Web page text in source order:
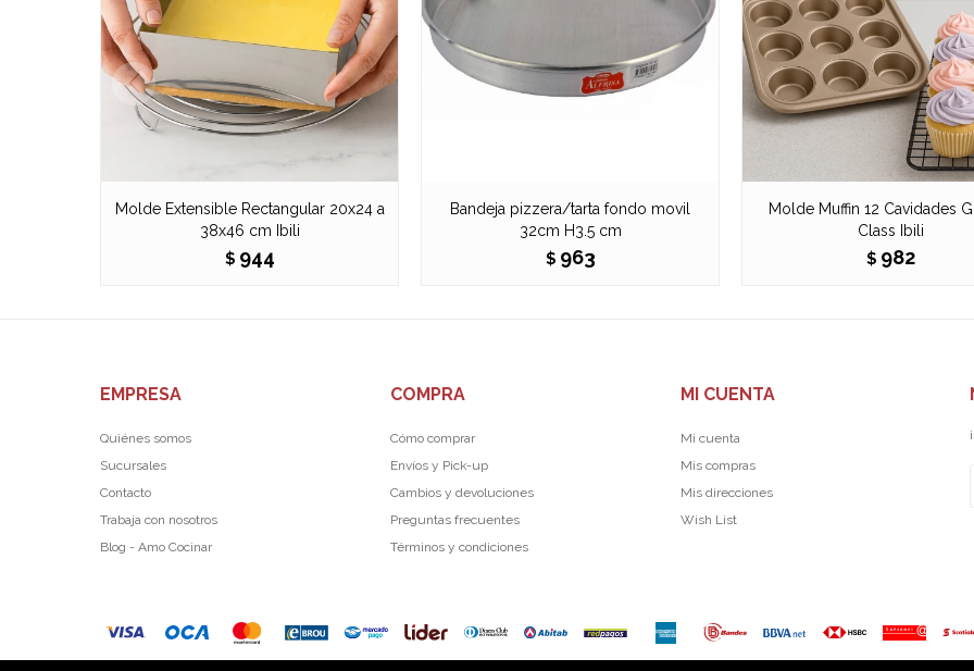
Molde Extensible Rectangular 20x24 a
38x46 cm Ibili
$ 944
Bandeja pizzera/tarta fondo movil
32cm H3.5 cm
$ 963
Molde Muffin 12 Cavidades
Class Ibili
$ 982
EMPRESA
Quiénes somos
Sucursales
Contacto
Trabaja con nosotros
Blog - Amo Cocinar
COMPRA
Cómo comprar
Envíos y Pick-up
Cambios y devoluciones
Preguntas frecuentes
Términos y condiciones
MI CUENTA
Mi cuenta
Mis compras
Mis direcciones
Wish List